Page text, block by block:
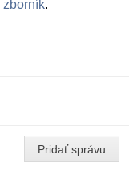
zborník.
Pridať správu